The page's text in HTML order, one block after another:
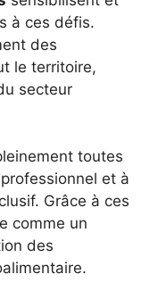
à ces défis.
des
le territoire,
secteur
toutes
et à
Grâce à ces
comme un
des